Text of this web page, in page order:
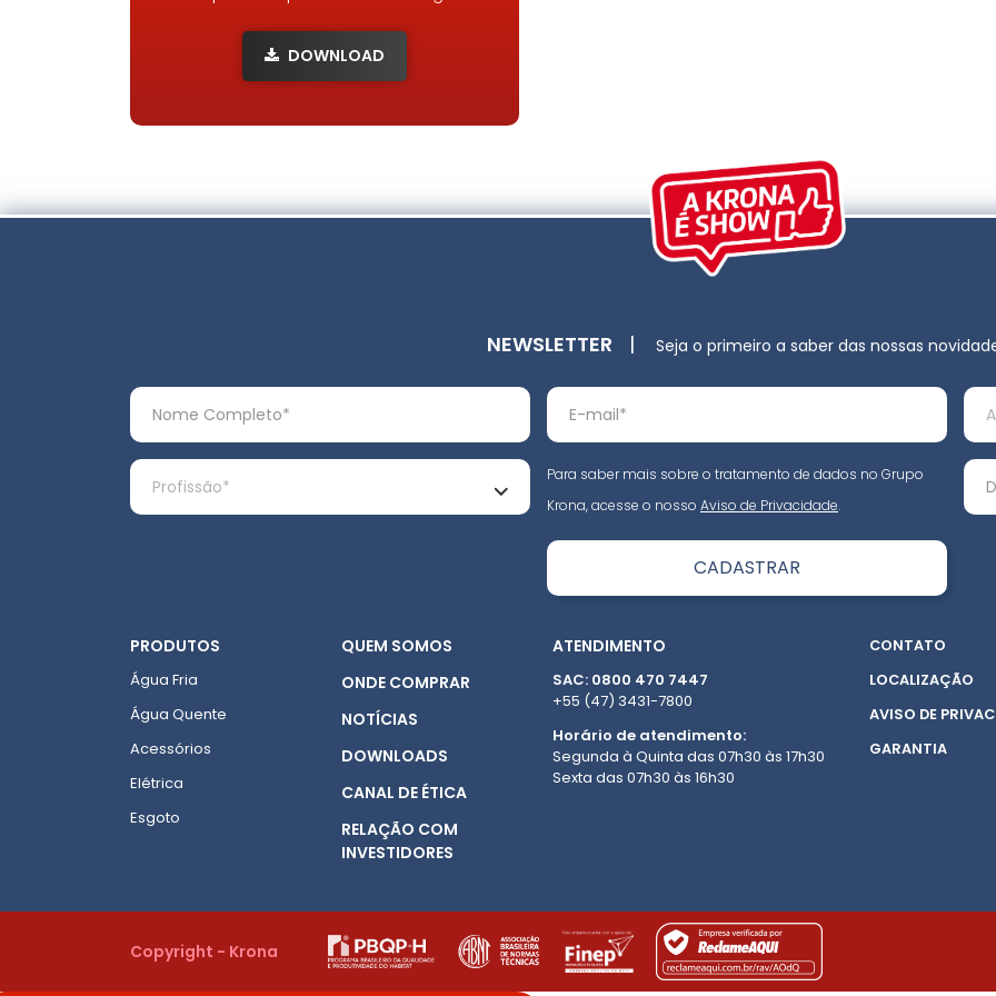
DOWNLOAD
NEWSLETTER | Seja o primeiro a saber das nossas
Para saber mais sobre o tratamento de dados no Grupo
Krona, acesse o nosso Aviso de Privacidade.
PRODUTOS
Água Fria
Água Quente
Acessórios
Elétrica
Esgoto
QUEM SOMOS
ONDE COMPRAR
NOTÍCIAS
DOWNLOADS
CANAL DE ÉTICA
RELAÇÃO COM
INVESTIDORES
ATENDIMENTO
SAC: 0800 470 7447
+55 (47) 3431-7800
Horário de atendimento:
Segunda à Quinta das 07h30 às 17h30
Sexta das 07h30 às 16h30
CONTATO
LOCALIZAÇÃO
AVISO DE
GARANTIA
Copyright - Krona